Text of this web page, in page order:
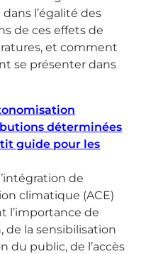
l’égalité des
de ces effets de
et comment
se présenter dans
déterminées
guide pour les
de
climatique (ACE)
l’importance de
de la sensibilisation
du public, de l’accès